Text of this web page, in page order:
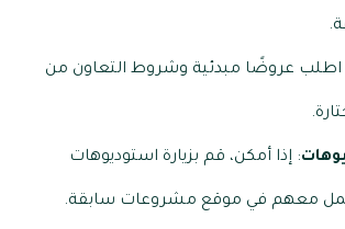
اطلب عروضًا مبدئية وشروط التعاون من
: إذا أمكن، قم بزيارة استوديوهات
معهم في موقع مشروعات سابقة.